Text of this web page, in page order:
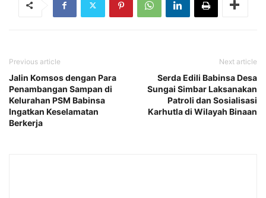
Previous article
Jalin Komsos dengan Para
Penambangan Sampan di
Kelurahan PSM Babinsa
Ingatkan Keselamatan
Berkerja
Next article
Serda Edili Babinsa Desa
Sungai Simbar Laksanakan
Patroli dan Sosialisasi
Karhutla di Wilayah Binaan